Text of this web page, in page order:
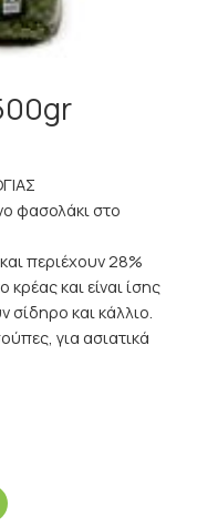
φασολάκι στο
περιέχουν 28%
και είναι ίσης
σίδηρο και κάλλιο.
για ασιατικά